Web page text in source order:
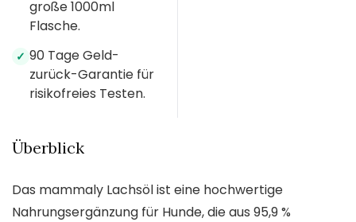
große 1000ml
Flasche.
✓ 90 Tage Geld-
zurück-Garantie für
risikofreies Testen.
Überblick
Das mammaly Lachsöl ist eine hochwertige
Nahrungsergänzung für Hunde, die aus 95,9 %